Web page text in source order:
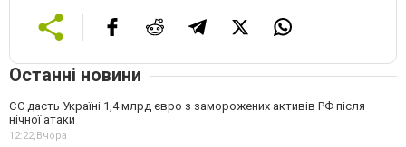
Останні новини
ЄС дасть Україні 1,4 млрд євро з заморожених активів РФ після
нічної атаки
12:22,Вчора